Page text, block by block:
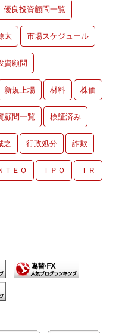
優良投資顧問一覧
太 市場スケジュール
資顧問
新規上場 材料 株価
顧問一覧 検証済み
之 行政処分 詐欺
ＴＥＯ ＩＰＯ ＩＲ